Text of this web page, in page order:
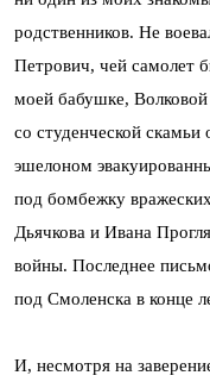
родственников. Не
Петрович, чей самолет
моей бабушке,
со студенческой
эшелоном
под бомбежку
Дьячкова и Ивана
войны. Последнее
под Смоленска в конце
И, несмотря на